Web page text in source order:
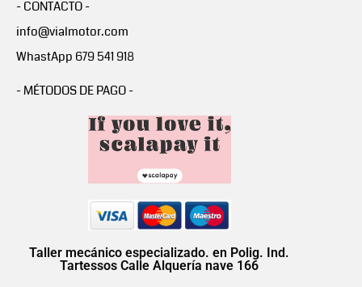
- CONTACTO -
info@vialmotor.com
WhastApp 679 541 918
- MÉTODOS DE PAGO -
Taller mecánico especializado. en Polig. Ind.
Tartessos Calle Alquería nave 166